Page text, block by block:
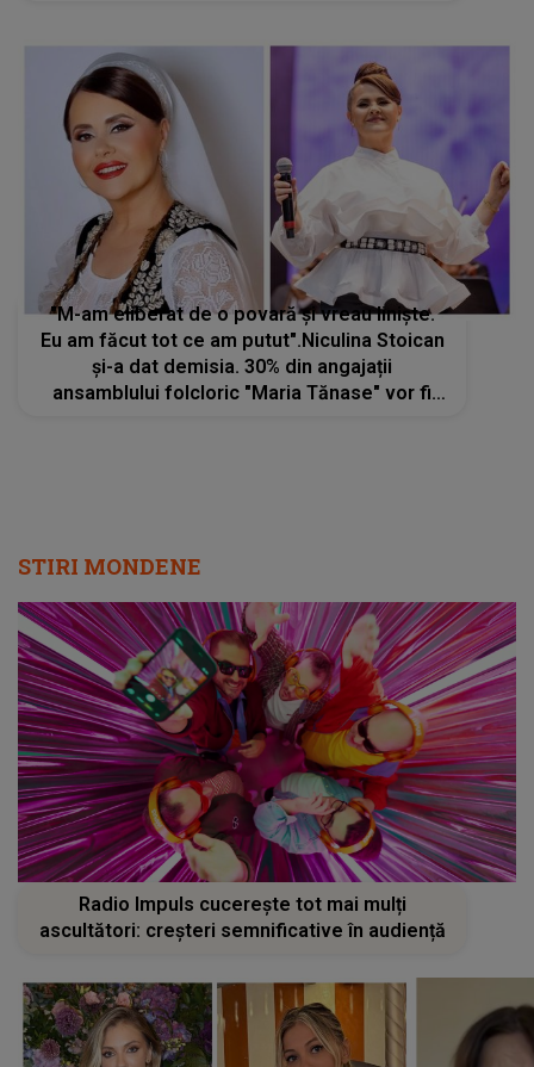
"M-am eliberat de o povară și vreau liniște.
Eu am făcut tot ce am putut".Niculina Stoican
și-a dat demisia. 30% din angajații
ansamblului folcloric "Maria Tănase" vor fi
STIRI MONDENE
Radio Impuls cucerește tot mai mulți
ascultători: creșteri semnificative în audiență